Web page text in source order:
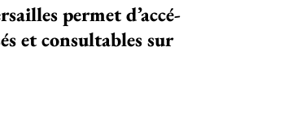
per­­­­met d’accé­­­­
et consul­­­­ta­­­­bles sur